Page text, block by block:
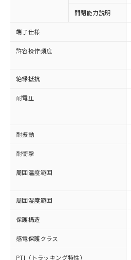
開閉能力説明
端子仕様
許容操作頻度
絶縁抵抗
耐電圧
耐振動
耐衝撃
周囲温度範囲
周囲湿度範囲
保護構造
感電保護クラス
PTI（トラッキング特性）
以下の条件をお読みいただ
ご利用ください。
本サービスは、当社制
商品の当社在庫状況
当社制御機器事業取
本サービスの対象外
ことをご了承ください
在庫状況および標準価
記載している更新日
タに基づき作成され
覧された時点での実際
準価格とは異なる場
正式な納期状況およ
様のお取引先、また
ムロン制御機器販売
オムロン制御機器販
販売ネットワー
ください。
在庫状況および標準
対応予定なし：EU RoHS
非含有に非対応の商品で、
定はありません。
調査・確認中：EU RoHS
非含有の対応状況を調査中
非該当品：ライセンス料な
害物質有無と関係のない商
いたものが、含有品と判明
むを得ず変更することがあ
六価クロム(Cr(Ⅵ)) 1000ppm以下、
類(PBB) 1000ppm以下、ポリ臭化
(PBDE) 1000ppm以下、フタル酸ビ
ル) (DEHP)(別名：DOP) 1000ppm
ルベンジル（BBP） 1000ppm以下
（DBP） 1000ppm以下、フタル
(DIBP) 1000ppm以下
フタル酸エステル類の４物質につい
図的な使用がないことを確認してい
※2 対応予定月
※1 中国RoHS○×表
「○」：最大均質材料含有
基準値以下であることを示
「×」：最大均質材料含有
基準値を超えていることを
「－」：未確認です。当社
*中国RoHS10物質の基準値 (GB/
Pb(鉛) :1000ppm、 Hg(水銀) :
Cr(Ⅵ)(六価クロム) : 1000ppm、
ニル類) : 1000ppm、 PBDEs(ポリ臭
DBP(フタル酸ジブチル) : 1000ppm
イソブチル) : 1000ppm、 BBP(フタ
ル) : 1000ppm、
DEHP(フタル酸ビス(2-エチルヘキ
※2 環境保護使用期限
「ｅ」：有害物質（10物質）
当社は、これら貴社
為替および外国貿易法
（以下｢規制貨物等」
または国外への提供
国政府の輸出許可(ま
可)を取得するなどの
当社は規制貨物を破
全に破砕するなど、
いよう必要な手段を講
ル、化学兵器、生物
武器並びにこれらの
使用いたしません。
当社は、貴社製品を
○ 一定数以上の在庫
一定数には満たな
在庫なし(最新の
いては、お客様
たはお客様担当の
機器販売店・当